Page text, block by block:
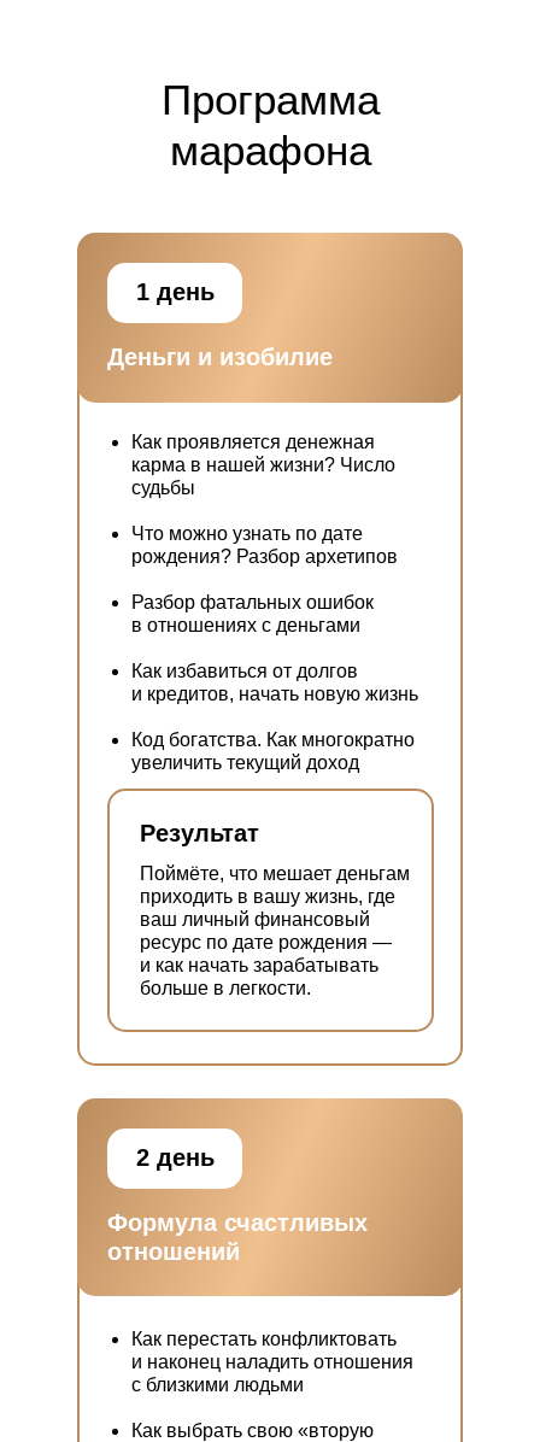
Программа
марафона
Деньги и изобилие
Поймёте, что мешает деньгам
приходить в вашу жизнь, где
ваш личный финансовый
ресурс по дате рождения —
и как начать зарабатывать
больше в легкости.
Результат
Как проявляется денежная
карма в нашей жизни? Число
судьбы
Что можно узнать по дате
рождения? Разбор архетипов
Разбор фатальных ошибок
в отношениях с деньгами
Как избавиться от долгов
и кредитов, начать новую жизнь
Код богатства. Как многократно
увеличить текущий доход
1 день
Формула счастливых
отношений
Как перестать конфликтовать
и наконец наладить отношения
с близкими людьми
Как выбрать свою «вторую
2 день